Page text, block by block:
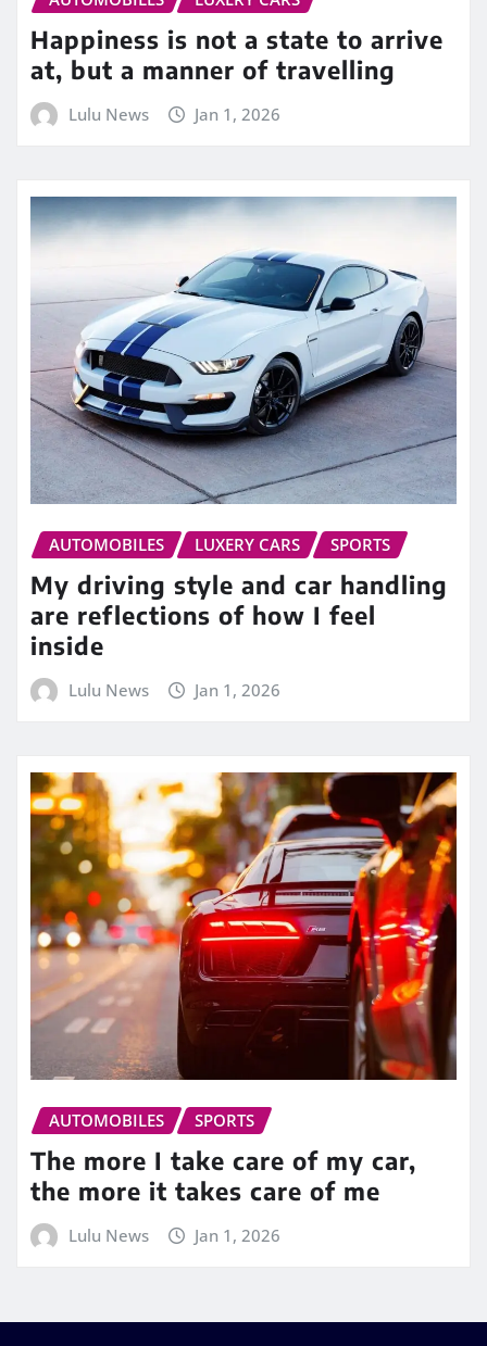
Happiness is not a state to arrive
at, but a manner of travelling
Lulu News Jan 1, 2026
AUTOMOBILES LUXERY CARS SPORTS
My driving style and car handling
are reflections of how I feel
inside
Lulu News Jan 1, 2026
AUTOMOBILES SPORTS
The more I take care of my car,
the more it takes care of me
Lulu News Jan 1, 2026